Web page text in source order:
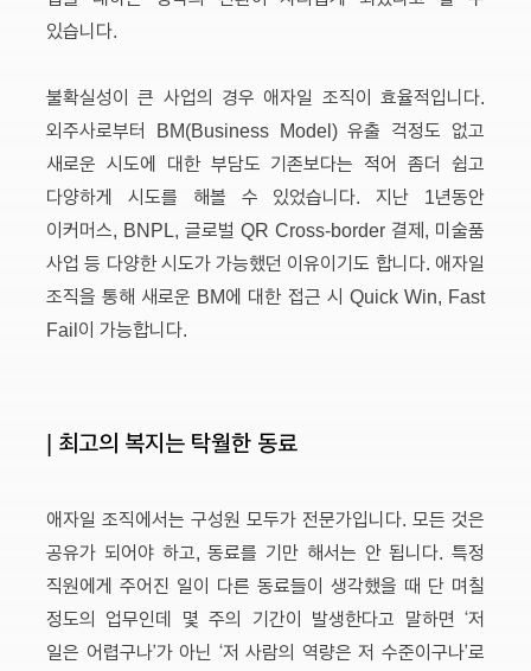
있습니다.
불확실성이 큰 사업의 경우 애자일 조직이 효율적입니다.
외주사로부터 BM(Business Model) 유출 걱정도 없고
새로운 시도에 대한 부담도 기존보다는 적어 좀더 쉽고
다양하게 시도를 해볼 수 있었습니다. 지난 1년동안
이커머스, BNPL, 글로벌 QR Cross-border 결제, 미술품
사업 등 다양한 시도가 가능했던 이유이기도 합니다. 애자일
조직을 통해 새로운 BM에 대한 접근 시 Quick Win, Fast
Fail이 가능합니다.
| 최고의 복지는 탁월한 동료
애자일 조직에서는 구성원 모두가 전문가입니다. 모든 것은
공유가 되어야 하고, 동료를 기만 해서는 안 됩니다. 특정
직원에게 주어진 일이 다른 동료들이 생각했을 때 단 며칠
정도의 업무인데 몇 주의 기간이 발생한다고 말하면 ‘저
일은 어렵구나’가 아닌 ‘저 사람의 역량은 저 수준이구나’로